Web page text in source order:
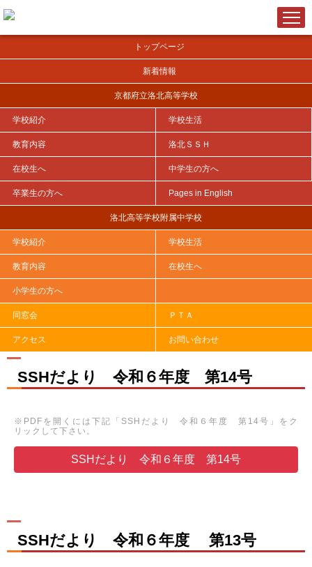
トップページ
新着情報
京都府立洛北高等学校
学校紹介 学校生活
教育内容 洛北ＳＳＨ
在校生へ 中学生の方へ
卒業生の方へ Pages in English
洛北高等学校附属中学校
学校紹介 学校生活
教育内容 在校生へ
小学生の方へ
同窓会 ＰＴＡ
アクセス お問い合わせ
ＨＯＭＥ 洛北SSHだより > 令和６年度
SSHだより 令和６年度 第15号
して下さい。
SSHだより 令和６年度 第14号
※PDFを開くには下記「SSHだより 令和６年度 第14号」をク
リックして下さい。
SSHだより 令和６年度 第14号
SSHだより 令和６年度 第13号